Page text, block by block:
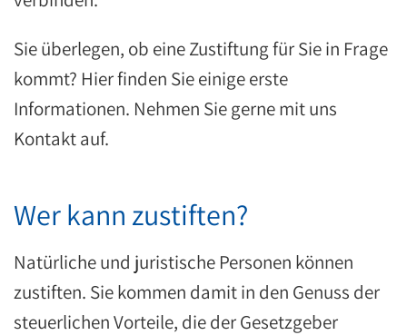
Sie überlegen, ob eine Zustiftung für Sie in Frage
kommt? Hier finden Sie einige erste
Informationen. Nehmen Sie gerne mit uns
Kontakt auf.
Wer kann zustiften?
Natürliche und juristische Personen können
zustiften. Sie kommen damit in den Genuss der
steuerlichen Vorteile, die der Gesetzgeber